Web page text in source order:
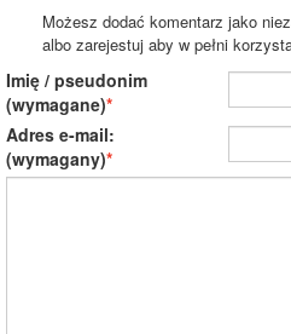
Możesz dodać komentarz jako
albo zarejestuj aby w pełni
Imię / pseudonim
(wymagane)
Adres e-mail:
(wymagany)